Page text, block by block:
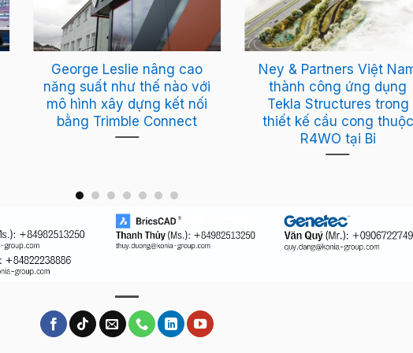
George Leslie nâng cao
năng suất như thế nào với
mô hình xây dựng kết nối
bằng Trimble Connect
Ney & Partners Việt
thành công ứng dụng
Tekla Structures trong
thiết kế cầu cong thuộc
R4WO tại Bỉ